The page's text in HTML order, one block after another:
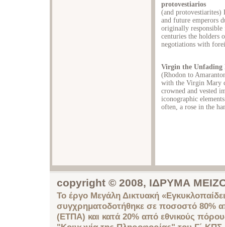
protovestiarios
(and
and future emperors
originally
centuries the holders
negotiations with
Virgin the Unfading
(Rhodon to
with the Virgin Mary
crowned and vested
iconographic
often, a rose in the
copyright © 2008, ΙΔΡΥΜΑ
Το έργο Μεγάλη Δικτυακή
συγχρηματοδοτήθηκε σε ποσοστό 80%
(ΕΤΠΑ) και κατά 20% από εθνικούς